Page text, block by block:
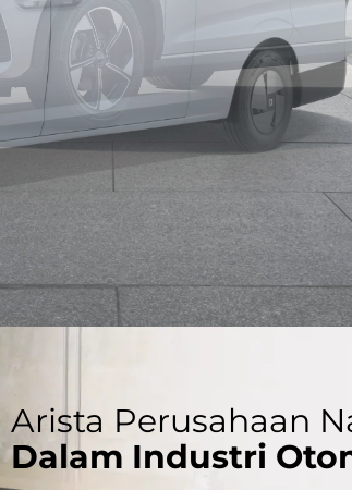
Arista Perusahaan
Dalam Industri